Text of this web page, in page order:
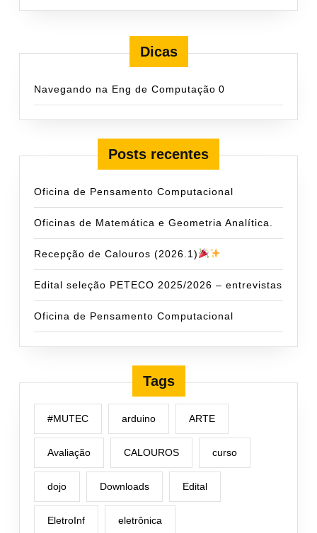
Dicas
Navegando na Eng de Computação 0
Posts recentes
Oficina de Pensamento Computacional
Oficinas de Matemática e Geometria Analítica.
Recepção de Calouros (2026.1)
Edital seleção PETECO 2025/2026 – entrevistas
Oficina de Pensamento Computacional
Tags
#MUTEC arduino ARTE
Avaliação CALOUROS curso
dojo Downloads Edital
EletroInf eletrônica